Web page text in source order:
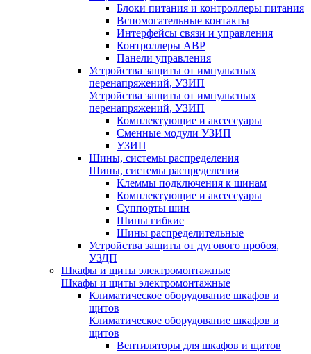
Блоки питания и контроллеры питания
Вспомогательные контакты
Интерфейсы связи и управления
Контроллеры АВР
Панели управления
Устройства защиты от импульсных
перенапряжений, УЗИП
Устройства защиты от импульсных
перенапряжений, УЗИП
Комплектующие и аксессуары
Сменные модули УЗИП
УЗИП
Шины, системы распределения
Шины, системы распределения
Клеммы подключения к шинам
Комплектующие и аксессуары
Суппорты шин
Шины гибкие
Шины распределительные
Устройства защиты от дугового пробоя,
УЗДП
Шкафы и щиты электромонтажные
Шкафы и щиты электромонтажные
Климатическое оборудование шкафов и
щитов
Климатическое оборудование шкафов и
щитов
Вентиляторы для шкафов и щитов